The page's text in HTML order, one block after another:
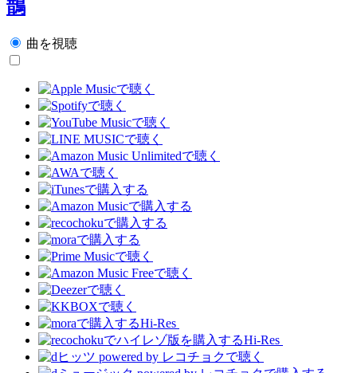
鵲
曲を視聴
Hi-Res
Hi-Res